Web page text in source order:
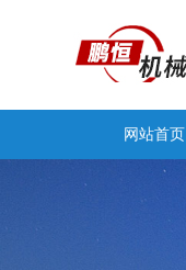
网站首页